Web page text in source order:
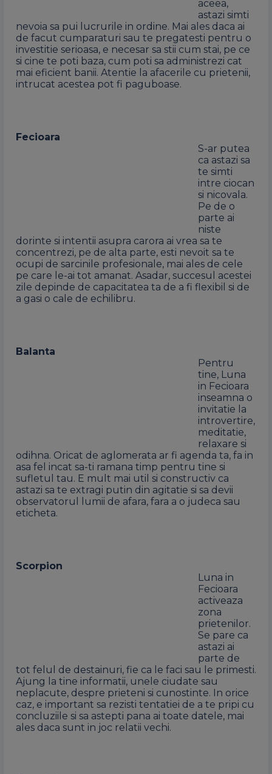
aceea,
astazi simti
nevoia sa pui lucrurile in ordine. Mai ales daca ai
de facut cumparaturi sau te pregatesti pentru o
investitie serioasa, e necesar sa stii cum stai, pe ce
si cine te poti baza, cum poti sa administrezi cat
mai eficient banii. Atentie la afacerile cu prietenii,
intrucat acestea pot fi paguboase.
Fecioara
S-ar putea
ca astazi sa
te simti
intre ciocan
si nicovala.
Pe de o
parte ai
niste
dorinte si intentii asupra carora ai vrea sa te
concentrezi, pe de alta parte, esti nevoit sa te
ocupi de sarcinile profesionale, mai ales de cele
pe care le-ai tot amanat. Asadar, succesul acestei
zile depinde de capacitatea ta de a fi flexibil si de
a gasi o cale de echilibru.
Balanta
Pentru
tine, Luna
in Fecioara
inseamna o
invitatie la
introvertire,
meditatie,
relaxare si
odihna. Oricat de aglomerata ar fi agenda ta, fa in
asa fel incat sa-ti ramana timp pentru tine si
sufletul tau. E mult mai util si constructiv ca
astazi sa te extragi putin din agitatie si sa devii
observatorul lumii de afara, fara a o judeca sau
eticheta.
Scorpion
Luna in
Fecioara
activeaza
zona
prietenilor.
Se pare ca
astazi ai
parte de
tot felul de destainuri, fie ca le faci sau le primesti.
Ajung la tine informatii, unele ciudate sau
neplacute, despre prieteni si cunostinte. In orice
caz, e important sa rezisti tentatiei de a te pripi cu
concluziile si sa astepti pana ai toate datele, mai
ales daca sunt in joc relatii vechi.